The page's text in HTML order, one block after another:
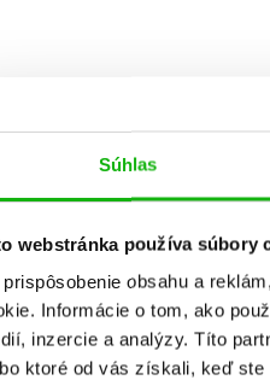
Súhlas
webstránka používa súbory
prispôsobenie obsahu a
Informácie o tom, ako
inzercie a analýzy. Títo
ktoré od vás získali, keď